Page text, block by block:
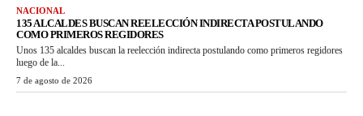
NACIONAL
135 ALCALDES BUSCAN REELECCIÓN INDIRECTA POSTULANDO
COMO PRIMEROS REGIDORES
Unos 135 alcaldes buscan la reelección indirecta postulando como primeros regidores
luego de la...
7 de agosto de 2026